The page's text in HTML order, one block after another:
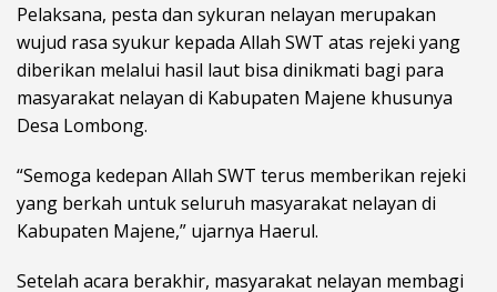
Pelaksana, pesta dan sykuran nelayan merupakan
wujud rasa syukur kepada Allah SWT atas rejeki yang
diberikan melalui hasil laut bisa dinikmati bagi para
masyarakat nelayan di Kabupaten Majene khusunya
Desa Lombong.
“Semoga kedepan Allah SWT terus memberikan rejeki
yang berkah untuk seluruh masyarakat nelayan di
Kabupaten Majene,” ujarnya Haerul.
Setelah acara berakhir, masyarakat nelayan membagi